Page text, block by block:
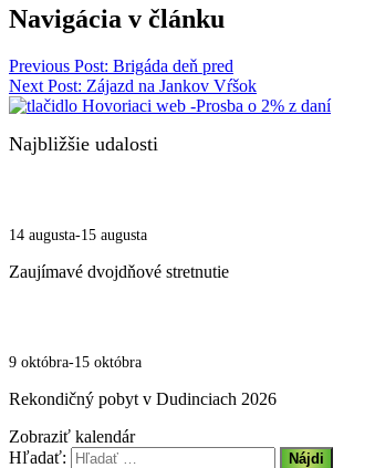
Navigácia v článku
Previous Post: Brigáda deň pred
Next Post: Zájazd na Jankov Vŕšok
Najbližšie udalosti
14 augusta-15 augusta
Zaujímavé dvojdňové stretnutie
9 októbra-15 októbra
Rekondičný pobyt v Dudinciach 2026
Zobraziť kalendár
Hľadať: